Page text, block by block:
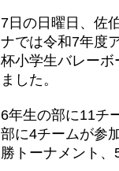
7日の日曜日、佐
ナでは令和7年度
杯小学生バレー
ました。
6年生の部に11チ
部に4チームが参
勝トーナメント、